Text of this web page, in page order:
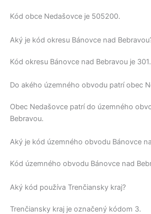
Kód obce Nedašovce je 505200.
Aký je kód okresu Bánovce nad
Kód okresu Bánovce nad Bebravou je 301.
Do akého územného obvodu patrí obec
Obec Nedašovce patrí do územného
Bebravou.
Aký je kód územného obvodu Bánovce
Kód územného obvodu Bánovce nad
Aký kód používa Trenčiansky kraj?
Trenčiansky kraj je označený kódom 3.